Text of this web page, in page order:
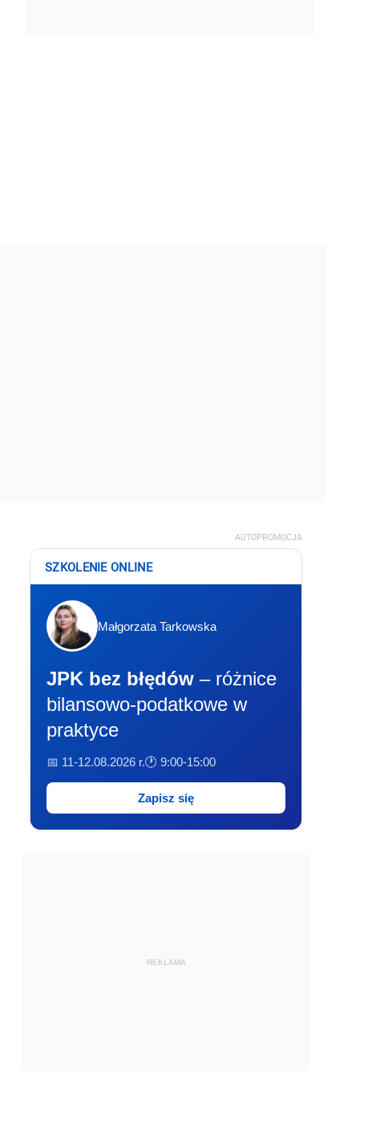
AUTOPROMOCJA
SZKOLENIE ONLINE
Małgorzata Tarkowska
JPK bez błędów – różnice
bilansowo-podatkowe w
praktyce
📅 11-12.08.2026 r.🕐 9:00-15:00
Zapisz się
REKLAMA